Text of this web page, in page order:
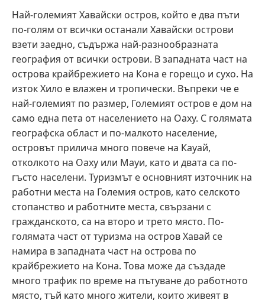
Най-големият Хавайски остров, който е два пъти
по-голям от всички останали Хавайски острови
взети заедно, съдържа най-разнообразната
география от всички острови. В западната част на
острова крайбрежието на Кона е горещо и сухо. На
изток Хило е влажен и тропически. Въпреки че е
най-големият по размер, Големият остров е дом на
само една пета от населението на Оаху. С голямата
географска област и по-малкото население,
островът прилича много повече на Кауай,
отколкото на Оаху или Мауи, като и двата са по-
гъсто населени. Туризмът е основният източник на
работни места на Големия остров, като селското
стопанство и работните места, свързани с
гражданското, са на второ и трето място. По-
голямата част от туризма на остров Хавай се
намира в западната част на острова по
крайбрежието на Кона. Това може да създаде
много трафик по време на пътуване до работното
място, тъй като много жители, които живеят в